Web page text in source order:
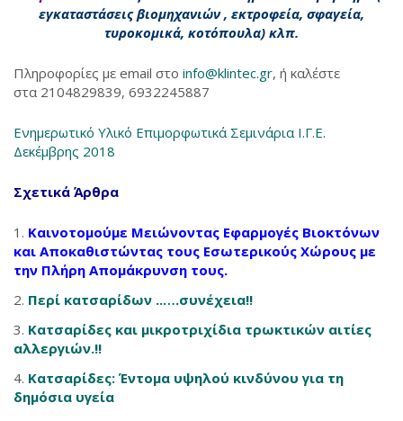
εγκαταστάσεις βιομηχανιών , εκτροφεία, σφαγεία,
τυροκομικά, κοτόπουλα) κλπ.
Πληροφορίες με email στο info@klintec.gr, ή καλέστε
στα 2104829839, 6932245887
Ενημερωτικό Υλικό Επιμορφωτικά Σεμινάρια Ι.Γ.Ε.
Δεκέμβρης 2018
Σχετικά Άρθρα
Καινοτομούμε Μειώνοντας Εφαρμογές Βιοκτόνων
και Αποκαθιστώντας τους Εσωτερικούς Χώρους με
την Πλήρη Απομάκρυνση τους.
Περί κατσαρίδων ..….συνέχεια!!
Κατσαρίδες και μικροτριχίδια τρωκτικών αιτίες
αλλεργιών.!!
Κατσαρίδες: Έντομα υψηλού κινδύνου για τη
δημόσια υγεία